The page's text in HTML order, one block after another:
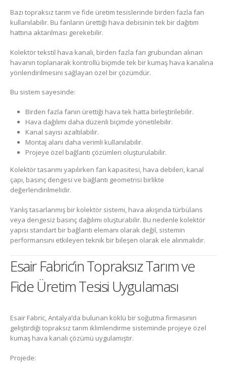
Bazı topraksız tarım ve fide üretim tesislerinde birden fazla fan
kullanılabilir. Bu fanların ürettiği hava debisinin tek bir dağıtım
hattına aktarılması gerekebilir.
Kolektör tekstil hava kanalı, birden fazla fan grubundan alınan
havanın toplanarak kontrollü biçimde tek bir kumaş hava kanalına
yönlendirilmesini sağlayan özel bir çözümdür.
Bu sistem sayesinde:
Birden fazla fanın ürettiği hava tek hatta birleştirilebilir.
Hava dağılımı daha düzenli biçimde yönetilebilir.
Kanal sayısı azaltılabilir.
Montaj alanı daha verimli kullanılabilir.
Projeye özel bağlantı çözümleri oluşturulabilir.
Kolektör tasarımı yapılırken fan kapasitesi, hava debileri, kanal
çapı, basınç dengesi ve bağlantı geometrisi birlikte
değerlendirilmelidir.
Yanlış tasarlanmış bir kolektör sistemi, hava akışında türbülans
veya dengesiz basınç dağılımı oluşturabilir. Bu nedenle kolektör
yapısı standart bir bağlantı elemanı olarak değil, sistemin
performansını etkileyen teknik bir bileşen olarak ele alınmalıdır.
Esair Fabric’in Topraksız Tarım ve
Fide Üretim Tesisi Uygulaması
Esair Fabric, Antalya’da bulunan köklü bir soğutma firmasının
geliştirdiği topraksız tarım iklimlendirme sisteminde projeye özel
kumaş hava kanalı çözümü uygulamıştır.
Projede: